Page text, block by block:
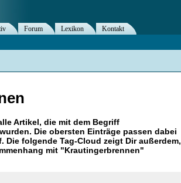
Artikel, die mit dem Begriff
Die obersten Einträge passen dabei
Die folgende Tag-Cloud zeigt Dir außerdem,
mit "Krautingerbrennen"
Forum Lexikon
Kontakt